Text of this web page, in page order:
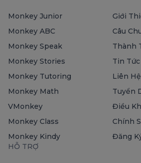
Monkey Junior
Monkey ABC
Monkey Speak
Monkey Stories
Monkey Tutoring
Monkey Math
VMonkey
Monkey Class
Monkey Kindy
Giới
Câu
Thành
Tin Tức
Liên Hệ
Tuyển
Điều
Chính
Đăng
HỖ TRỢ